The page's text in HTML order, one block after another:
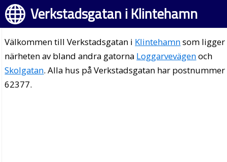
Verkstadsgatan i Klintehamn
Välkommen till Verkstadsgatan i Klintehamnsom
närheten av bland andra gatorna Loggarvevägenoch
Skolgatan. Alla hus på Verkstadsgatan har postnummer
62377.